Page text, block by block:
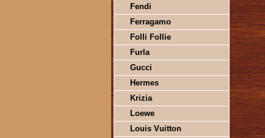
Fendi
Ferragamo
Folli Follie
Furla
Gucci
Hermes
Krizia
Loewe
Louis Vuitton